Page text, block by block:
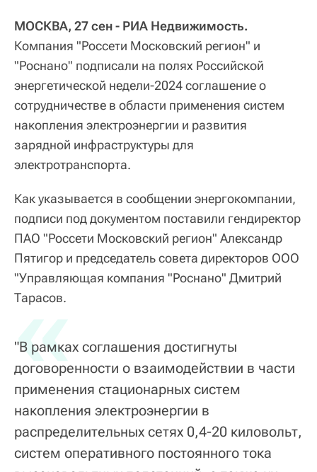
МОСКВА, 27 сен - РИА Недвижимость.
Компания "Россети Московский регион" и
"Роснано" подписали на полях Российской
энергетической недели-2024 соглашение о
сотрудничестве в области применения систем
накопления электроэнергии и развития
зарядной инфраструктуры для
электротранспорта.
Как указывается в сообщении энергокомпании,
подписи под документом поставили гендиректор
ПАО "Россети Московский регион" Александр
Пятигор и председатель совета директоров ООО
"Управляющая компания "Роснано" Дмитрий
Тарасов.
«
"В рамках соглашения достигнуты
договоренности о взаимодействии в части
применения стационарных систем
накопления электроэнергии в
распределительных сетях 0,4-20 киловольт,
систем оперативного постоянного тока